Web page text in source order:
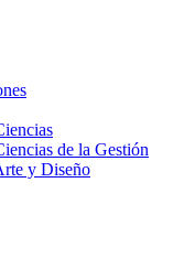
de la Gestión
y Diseño